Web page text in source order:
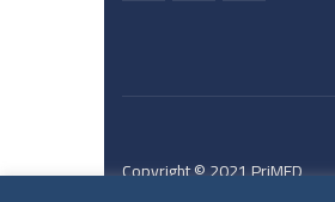
Copyright © 2021 PriMED